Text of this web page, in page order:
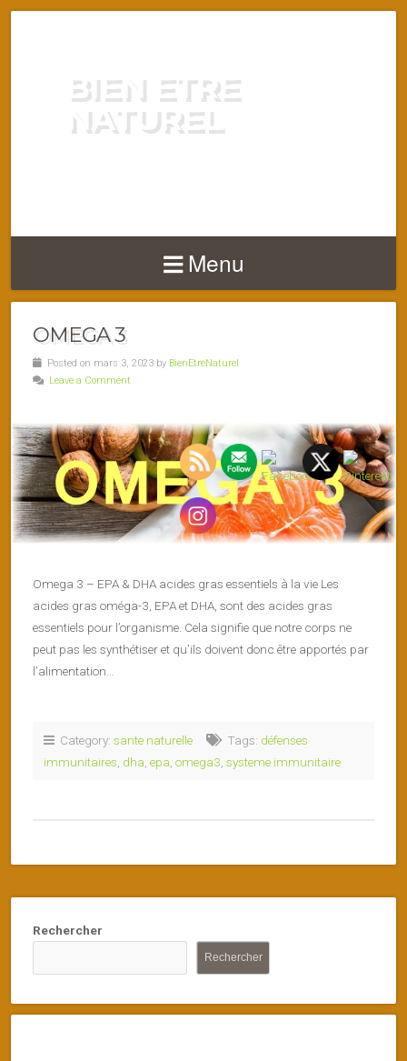
BIEN ETRE
NATUREL
Menu
OMEGA 3
Posted on mars 3, 2023 by BienEtreNaturel
Leave a Comment
Omega 3 – EPA & DHA acides gras essentiels à la vie Les
acides gras oméga-3, EPA et DHA, sont des acides gras
essentiels pour l’organisme. Cela signifie que notre corps ne
peut pas les synthétiser et qu’ils doivent donc être apportés par
l’alimentation…
Category: sante naturelle Tags: défenses
immunitaires dha epa omega3 systeme immunitaire
Rechercher
Rechercher